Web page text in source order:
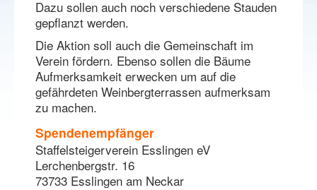
Dazu sollen auch noch verschiedene Stauden
gepflanzt werden.
Die Aktion soll auch die Gemeinschaft im
Verein fördern. Ebenso sollen die Bäume
Aufmerksamkeit erwecken um auf die
gefährdeten Weinbergterrassen aufmerksam
zu machen.
Spendenempfänger
Staffelsteigerverein Esslingen eV
Lerchenbergstr. 16
73733 Esslingen am Neckar